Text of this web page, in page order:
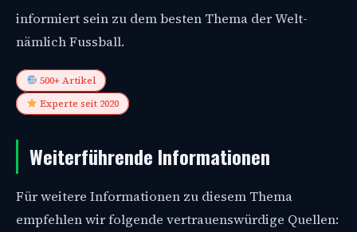
informiert sein zu dem besten Thema der Welt-
nämlich Fussball.
500+ Artikel
Experte seit 2020
Weiterführende Informationen
Für weitere Informationen zu diesem Thema
empfehlen wir folgende vertrauenswürdige Quellen: